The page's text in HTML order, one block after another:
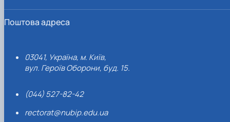
Поштова адреса
03041, Україна, м. Київ,
вул. Героїв Оборони, буд. 15.
(044) 527-82-42
rectorat@nubip.edu.ua